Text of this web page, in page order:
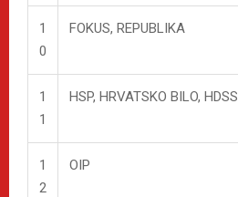
1
0
FOKUS, REPUBLIKA
1
1
HSP, HRVATSKO BILO, HDSS
1
2
OIP